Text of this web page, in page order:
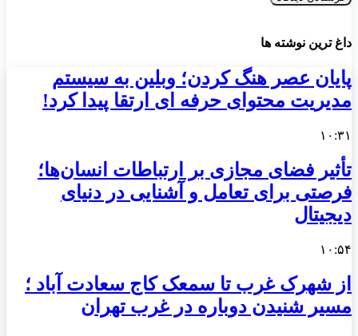
داغ ترین نوشته ها
پایان عصر هنگ کردن؛ وبلین به سیستم
مدیریت محتوای حرفه ای ارتقا پیدا کرد!
۱۰:۳۱
تأثیر فضای مجازی بر ارتباطات انسان‌ها؛
فرصتی برای تعامل و آشنایی در دنیای
دیجیتال
۱۰:۵۴
از شهرک غرب تا سمعک کاج سعادت آباد ؛
مسیر شنیدن دوباره در غرب تهران